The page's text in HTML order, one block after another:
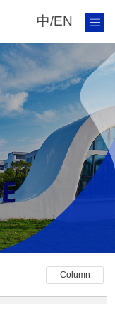
中/EN
Column